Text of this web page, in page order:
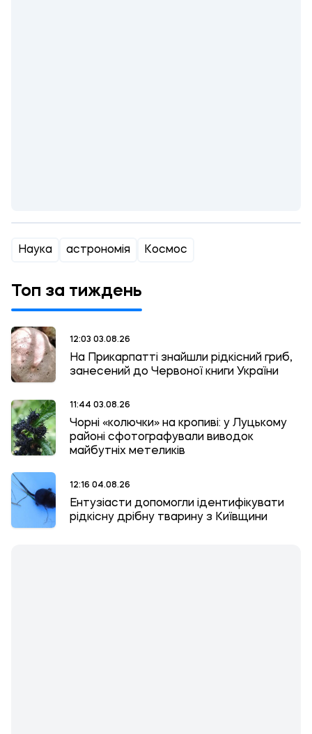
Наука астрономія Космос
Топ за тиждень
12:03 03.08.26
На Прикарпатті знайшли рідкісний гриб,
занесений до Червоної книги України
11:44 03.08.26
Чорні «колючки» на кропиві: у Луцькому
районі сфотографували виводок
майбутніх метеликів
12:16 04.08.26
Ентузіасти допомогли ідентифікувати
рідкісну дрібну тварину з Київщини